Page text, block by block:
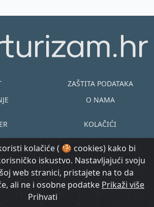
kolačiće ( 🍪 cookies) kako bi
iskustvo. Nastavljajući svoju
web stranici, pristajete na to da
ali ne i osobne podatke Prikaži više
Prihvati
ZAŠTITA PODATAKA
O NAMA
KOLAČIĆI
EN HR
@ Created by
Morgan Code
Prijavi se